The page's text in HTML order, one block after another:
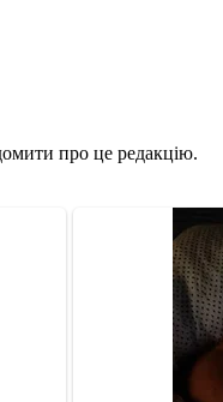
про це редакцію.